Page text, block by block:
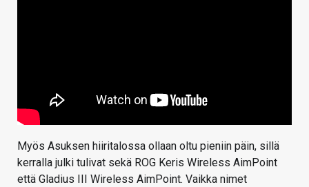
Myös Asuksen hiiritalossa ollaan oltu pieniin päin, sillä
kerralla julki tulivat sekä ROG Keris Wireless AimPoint
että Gladius III Wireless AimPoint. Vaikka nimet